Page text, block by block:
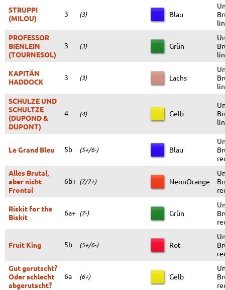
STRUPPI
(MILOU)
3 (3) Blau
PROFESSOR
BIENLEIN
(TOURNESOL)
3 (3) Grün
KAPITÄN
HADDOCK
3 (3) Lachs
SCHULZE UND
SCHULTZE
(DUPOND &
DUPONT)
4 (4) Gelb
Le Grand Bleu 5b (5+/6-) Blau
Alles Brutal,
aber nicht
Frontal
6b+ (7/7+) NeonOrange
Riskit for the
Biskit
6a+ (7-) Grün
Fruit King 5b (5+/6-) Rot
Gut gerutscht?
Oder schlecht
abgerutscht?
6a (6+) Gelb